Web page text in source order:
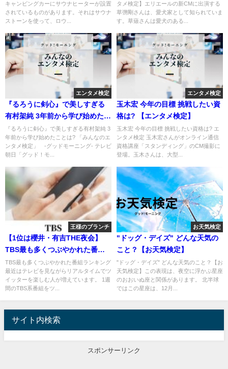
キャンピングカーにサウナヒーターが設置
されているものがあります。それはサウナ
ストーンを使って、ロウ...
タメ検定】エリエールの新CMに出演する
草彅剛さんは、愛犬家として知られていま
す。草薙さんは愛犬のある...
エンタメ検定
『るろうに剣心』で美しすぎる
有村架純 3年前から学び始めたこ
とは?
『るろうに剣心』で美しすぎる有村架純 3
年前から学び始めたことは? 「みんなのエ
ンタメ検定」 -グッドモーニング- テレビ
朝日「グッド！モ...
エンタメ検定
玉木宏 今年の目標 挑戦したい資
格は? 【エンタメ検定】
玉木宏 今年の目標 挑戦したい資格は? エ
ンタメ検定 玉木宏さんがオンライン通信
資格講座「スタンディング」のCM撮影に
登場。玉木さんは、大型...
王様のブランチ
【1位は櫻井・有吉THE夜会】
TBS最も多くつぶやかれた番組
ランキング [6月1日～7日]
TBS最も多くつぶやかれた番組ランキング
最近はテレビを見ながらリアルタイムでツ
イッターを楽しむ人が増えています。 1週
間のTBS系番組をツ...
お天気検定
"ドッグ・デイズ" どんな天気の
こと？【お天気検定】
"ドッグ・デイズ" どんな天気のこと？【お
天気検定】この表現は、夜空に浮かぶ星座
のおおいぬ座と関係があります。 北半球
ではこの星座は、12月...
サイト内検索
スポンサーリンク